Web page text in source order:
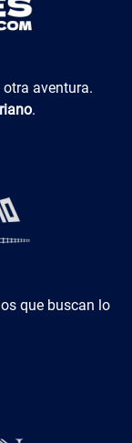
aventura.
.
que buscan lo